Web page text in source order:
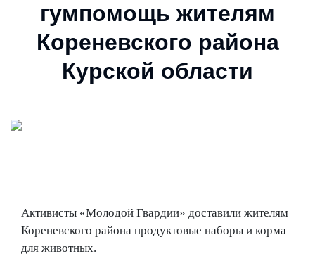
гумпомощь жителям
Кореневского района
Курской области
Активисты «Молодой Гвардии» доставили жителям
Кореневского района продуктовые наборы и корма
для животных.